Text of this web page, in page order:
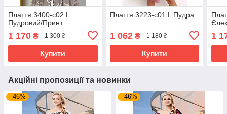
Плаття 3400-c02 L
Пудровий/Принт
1 170 ₴ 1 300 ₴
Купити
Плаття 3223-c01 L Пудра
1 062₴ 1 180 ₴
Купити
1
Акційні пропозиції та новинки
–46% –46%